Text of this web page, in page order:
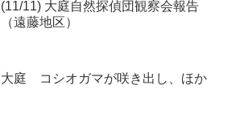
(11/11) 大庭自然探偵団観察会報告
（遠藤地区）
大庭 コシオガマが咲き出し、ほか